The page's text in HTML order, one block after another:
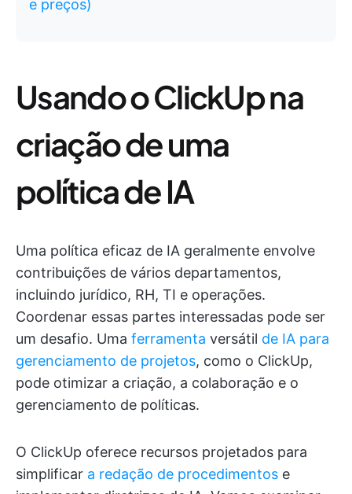
e preços)
Usando o ClickUp na
criação de uma
política de IA
Uma política eficaz de IA geralmente envolve
contribuições de vários departamentos,
incluindo jurídico, RH, TI e operações.
Coordenar essas partes interessadas pode ser
um desafio. Uma ferramenta versátil de IA para
gerenciamento de projetos, como o ClickUp,
pode otimizar a criação, a colaboração e o
gerenciamento de políticas.
O ClickUp oferece recursos projetados para
simplificar a redação de procedimentos e